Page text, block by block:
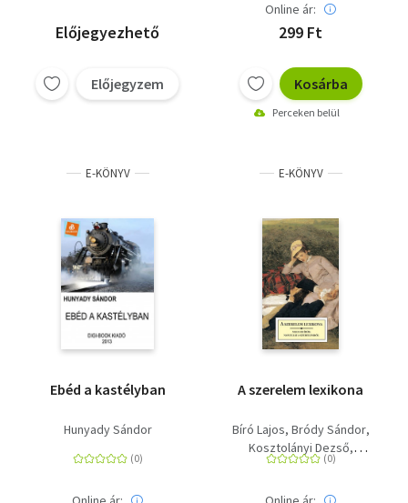
Előjegyezhető
Előjegyzem
Online ár:
299 Ft
Kosárba
Perceken belül
E-KÖNYV
Ebéd a kastélyban
Hunyady Sándor
E-KÖNYV
A szerelem lexikona
Bíró Lajos Bródy Sándor
Kosztolányi Dezső
Csáth Géza Nagy Endre